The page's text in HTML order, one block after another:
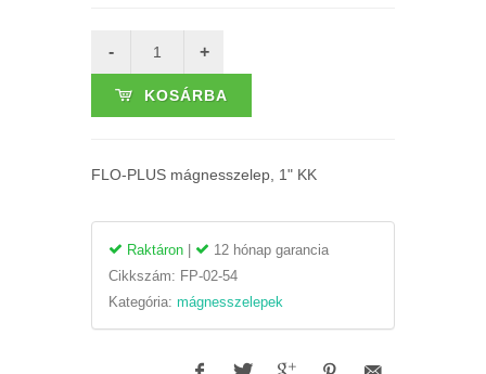
KOSÁRBA
FLO-PLUS mágnesszelep, 1" KK
Raktáron
12 hónap garancia
Cikkszám: FP-02-54
Kategória: mágnesszelepek